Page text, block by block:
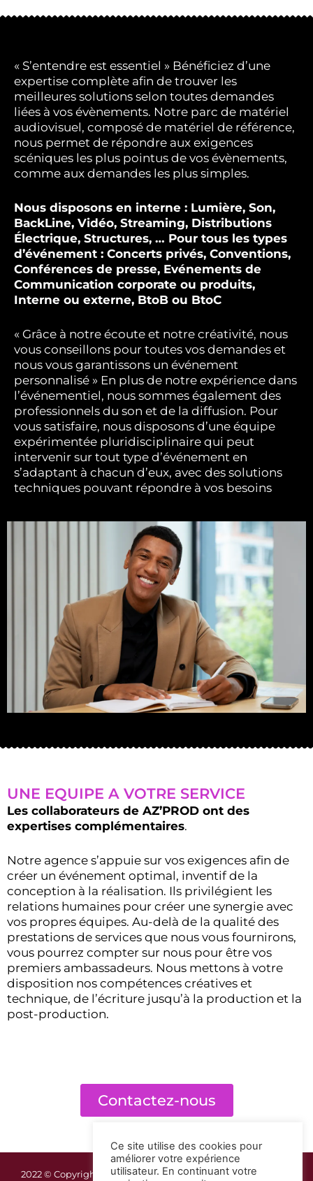
« S’entendre est essentiel » Bénéficiez d’une
expertise complète afin de trouver les
meilleures solutions selon toutes demandes
liées à vos évènements. Notre parc de matériel
audiovisuel, composé de matériel de référence,
nous permet de répondre aux exigences
scéniques les plus pointus de vos évènements,
comme aux demandes les plus simples.
Nous disposons en interne : Lumière, Son,
BackLine, Vidéo, Streaming, Distributions
Électrique, Structures, … Pour tous les types
d’événement : Concerts privés, Conventions,
Conférences de presse, Evénements de
Communication corporate ou produits,
Interne ou externe, BtoB ou BtoC
« Grâce à notre écoute et notre créativité, nous
vous conseillons pour toutes vos demandes et
nous vous garantissons un événement
personnalisé » En plus de notre expérience dans
l’événementiel, nous sommes également des
professionnels du son et de la diffusion. Pour
vous satisfaire, nous disposons d’une équipe
expérimentée pluridisciplinaire qui peut
intervenir sur tout type d’événement en
s’adaptant à chacun d’eux, avec des solutions
techniques pouvant répondre à vos besoins
UNE EQUIPE A VOTRE SERVICE
Les collaborateurs de AZ’PROD ont des
expertises complémentaires.
Notre agence s’appuie sur vos exigences afin de
créer un événement optimal, inventif de la
conception à la réalisation. Ils privilégient les
relations humaines pour créer une synergie avec
vos propres équipes. Au-delà de la qualité des
prestations de services que nous vous fournirons,
vous pourrez compter sur nous pour être vos
premiers ambassadeurs. Nous mettons à votre
disposition nos compétences créatives et
technique, de l’écriture jusqu’à la production et la
post-production.
Contactez-nous
2022 © Copyright Guadeloupe Réception | Mentions légales
Ce site utilise des cookies pour
améliorer votre expérience
utilisateur. En continuant votre